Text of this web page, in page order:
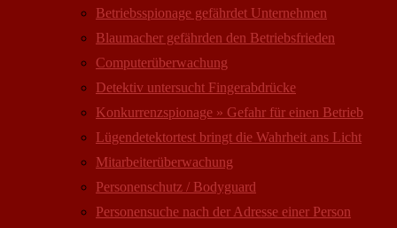
Betriebsspionage gefährdet Unternehmen
Blaumacher gefährden den Betriebsfrieden
Computer­überwachung
Detektiv untersucht Fingerabdrücke
Konkurrenzspionage » Gefahr für einen Betrieb
Lügendetektortest bringt die Wahrheit ans Licht
Mitarbeiter­überwachung
Personenschutz / Bodyguard
Personensuche nach der Adresse einer Person